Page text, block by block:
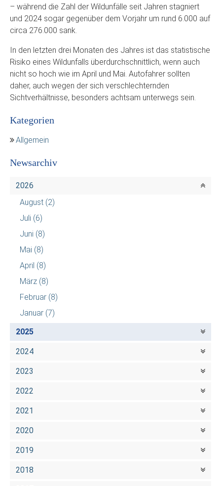
– während die Zahl der Wildunfälle seit Jahren stagniert
und 2024 sogar gegenüber dem Vorjahr um rund 6.000 auf
circa 276.000 sank.
In den letzten drei Monaten des Jahres ist das statistische
Risiko eines Wildunfalls überdurchschnittlich, wenn auch
nicht so hoch wie im April und Mai. Autofahrer sollten
daher, auch wegen der sich verschlechternden
Sichtverhältnisse, besonders achtsam unterwegs sein.
Kategorien
Allgemein
Newsarchiv
2026
August (2)
Juli (6)
Juni (8)
Mai (8)
April (8)
März (8)
Februar (8)
Januar (7)
2025
2024
2023
2022
2021
2020
2019
2018